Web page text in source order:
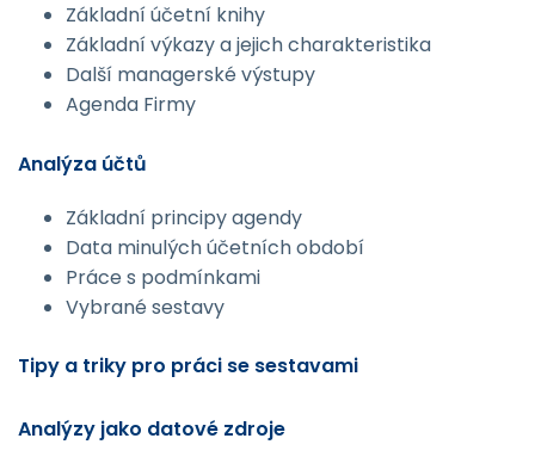
Základní účetní knihy
Základní výkazy a jejich charakteristika
Další managerské výstupy
Agenda Firmy
Analýza účtů
Základní principy agendy
Data minulých účetních období
Práce s podmínkami
Vybrané sestavy
Tipy a triky pro práci se sestavami
Analýzy jako datové zdroje